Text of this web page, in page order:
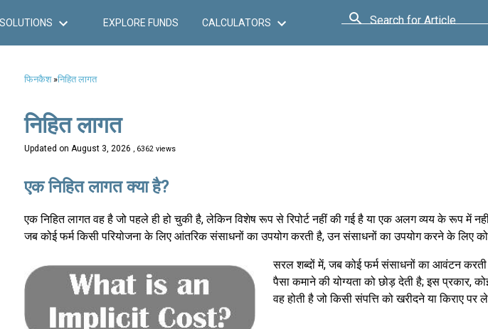
SOLUTIONS EXPLORE FUNDS CALCULATORS Search for Article
फिनकैश»निहित लागत
निहित लागत
Updated on August 3, 2026 , 6362 views
एक निहित लागत क्या है?
एक निहित लागत वह है जो पहले ही हो चुकी है, लेकिन विशेष रूप से रिपोर्ट नहीं की गई है या एक अलग व्यय के रूप में
जब कोई फर्म किसी परियोजना के लिए आंतरिक संसाधनों का उपयोग करती है, उन संसाधनों का उपयोग करने के लिए
सरल शब्दों में, जब कोई फर्म संसाधनों का आवंटन
पैसा कमाने की योग्यता को छोड़ देती है; इस प्रकार,
वह होती है जो किसी संपत्ति को खरीदने या किराए